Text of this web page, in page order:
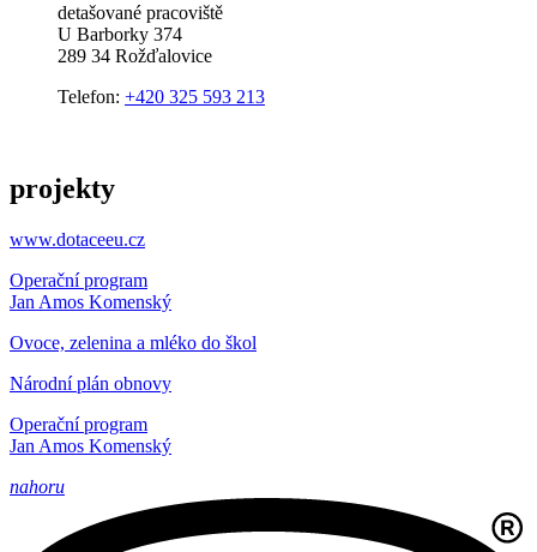
detašované pracoviště
U Barborky 374
289 34 Rožďalovice
Telefon: +420 325 593 213
projekty
www.dotaceeu.cz
Operační program
Jan Amos Komenský
Ovoce, zelenina a mléko do škol
Národní plán obnovy
Operační program
Jan Amos Komenský
nahoru